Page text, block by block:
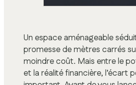
Un espace aménageable
promesse de mètres carrés
moindre coût. Mais entre le
et la réalité financière, l’écart